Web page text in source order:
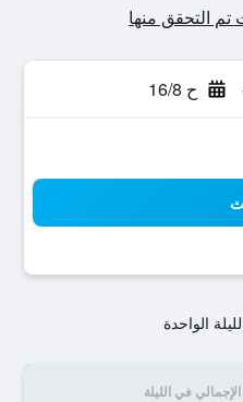
ح 16/8
الواحدة
الإجمالي في الليلة